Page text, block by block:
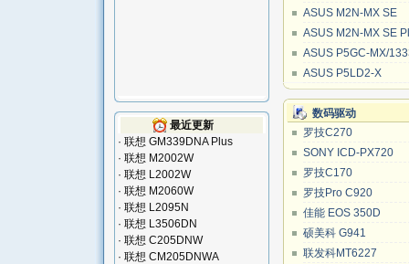
最近更新
· 联想 GM339DNA Plus
· 联想 M2002W
· 联想 L2002W
· 联想 M2060W
· 联想 L2095N
· 联想 L3506DN
· 联想 C205DNW
· 联想 CM205DNWA
ASUS M2N-MX SE
ASUS M2N-MX SE
ASUS P5GC-MX/
ASUS P5LD2-X
数码驱动
罗技C270
SONY ICD-PX720
罗技C170
罗技Pro C920
佳能 EOS 350D
硕美科 G941
联发科MT6227